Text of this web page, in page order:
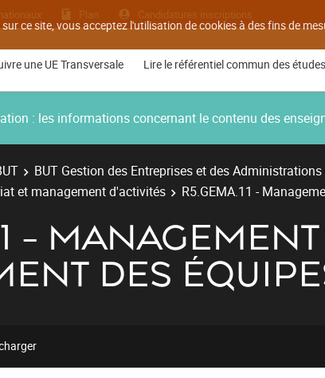
ce site, vous acceptez l'utilisation de cookies à des fins de
Plan Candidatures inscriptions
une UE Transversale Lire le référentiel commun des études
: les informations concernant le contenu des
BUT Gestion des Entreprises et des Administrations
et management d'activités
R5.GEMA.11 -
-
DES